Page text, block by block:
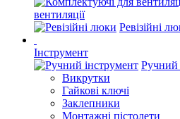
вентиляції
Ревізійні
Інструмент
Ручний
Викрутки
Гайкові ключі
Заклепники
Монтажні пістолети